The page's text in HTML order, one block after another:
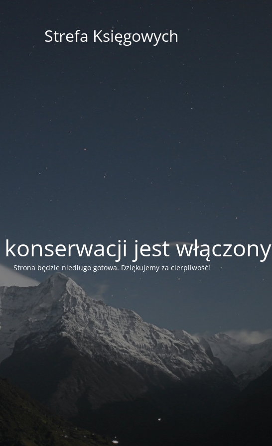
Strefa Księgowych
jest włączony
Strona będzie niedługo gotowa. Dziękujemy za cierpliwość!